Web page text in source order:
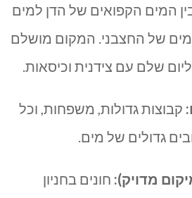
המים הקפואים של הדן למים
של החצבני. המקום מושלם
שלם עם צידנית וכיסאות.
קבוצות גדולות, משפחות, וכל
גדולים של מים.
מדויק): חונים בחניון